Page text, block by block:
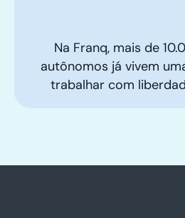
Na Franq, mais de
autônomos já vivem
trabalhar com